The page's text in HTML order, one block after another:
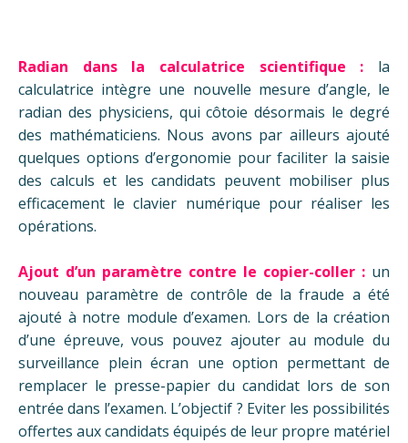
Radian dans la calculatrice scientifique : la
calculatrice intègre une nouvelle mesure d’angle, le
radian des physiciens, qui côtoie désormais le degré
des mathématiciens. Nous avons par ailleurs ajouté
quelques options d’ergonomie pour faciliter la saisie
des calculs et les candidats peuvent mobiliser plus
efficacement le clavier numérique pour réaliser les
opérations.
Ajout d’un paramètre contre le copier-coller : un
nouveau paramètre de contrôle de la fraude a été
ajouté à notre module d’examen. Lors de la création
d’une épreuve, vous pouvez ajouter au module du
surveillance plein écran une option permettant de
remplacer le presse-papier du candidat lors de son
entrée dans l’examen. L’objectif ? Eviter les possibilités
offertes aux candidats équipés de leur propre matériel